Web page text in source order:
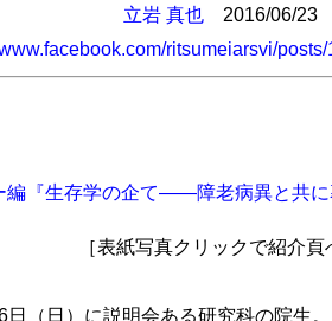
立岩 真也
2016/06/23
ritsumeiarsvi/
［表紙写真クリックで紹介頁
（日）に説明会ある研究科の院生。